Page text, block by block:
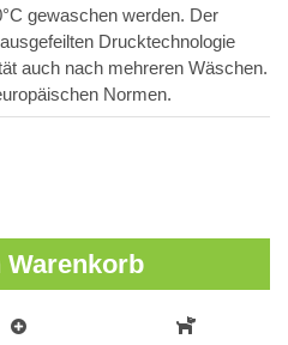
gewaschen werden. Der
Drucktechnologie
auch nach mehreren Wäschen.
Normen.